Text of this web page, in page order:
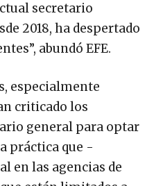
secretario
2018, ha despertado
abundó EFE.
especialmente
criticado los
general para optar
práctica que -
en las agencias de